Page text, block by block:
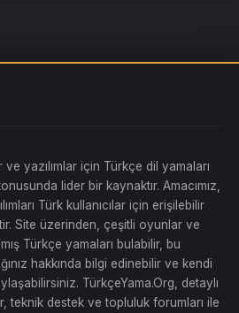
yazılımlar için Türkçe dil yamaları
lider bir kaynaktır. Amacımız,
Türk kullanıcılar için erişilebilir
Site üzerinden, çeşitli oyunlar ve
Türkçe yamaları bulabilir, bu
hakkında bilgi edinebilir ve kendi
TürkçeYama.Org, detaylı
teknik destek ve topluluk forumları ile